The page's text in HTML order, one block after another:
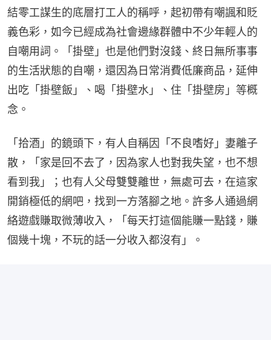
結零工謀生的底層打工人的稱呼，起初帶有嘲諷和貶
義色彩，如今已經成為社會邊緣群體中不少年輕人的
自嘲用詞。「掛壁」也是他們對沒錢、終日無所事事
的生活狀態的自嘲，還因為日常消費低廉商品，延伸
出吃「掛壁飯」、喝「掛壁水」、住「掛壁房」等概
念。
「拾酒」的鏡頭下，有人自稱因「不良嗜好」妻離子
散，「家是回不去了，因為家人也對我失望，也不想
看到我」；也有人父母雙雙離世，無處可去，在這家
開銷極低的網吧，找到一方落腳之地。許多人通過網
絡遊戲賺取微薄收入，「每天打這個能賺一點錢，賺
個幾十塊，不玩的話一分收入都沒有」。